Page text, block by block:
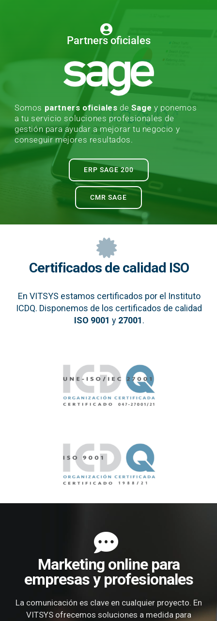
Partners oficiales
Somos partners oficiales de Sage y ponemos
a tu servicio soluciones profesionales de
gestión para ayudar a mejorar tu negocio y
conseguir mejores resultados.
ERP SAGE 200
CMR SAGE
Certificados de calidad ISO
En VITSYS estamos certificados por el Instituto
ICDQ. Disponemos de los certificados de calidad
ISO 9001 y 27001.
Marketing online para
empresas y profesionales
La comunicación es clave en cualquier proyecto. En
VITSYS ofrecemos soluciones a medida para